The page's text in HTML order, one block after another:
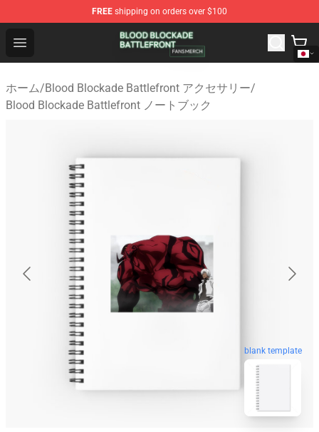
FREE shipping on orders over $100
Open menu
Blood Blockade Battlefront Shop - Official Blood
ホーム/Blood Blockade Battlefront アクセサリー/
Blood Blockade Battlefront ノートブック
blank template